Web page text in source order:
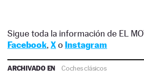
Sigue toda la información de EL
Facebook, Xo Instagram
ARCHIVADO EN Coches clásicos